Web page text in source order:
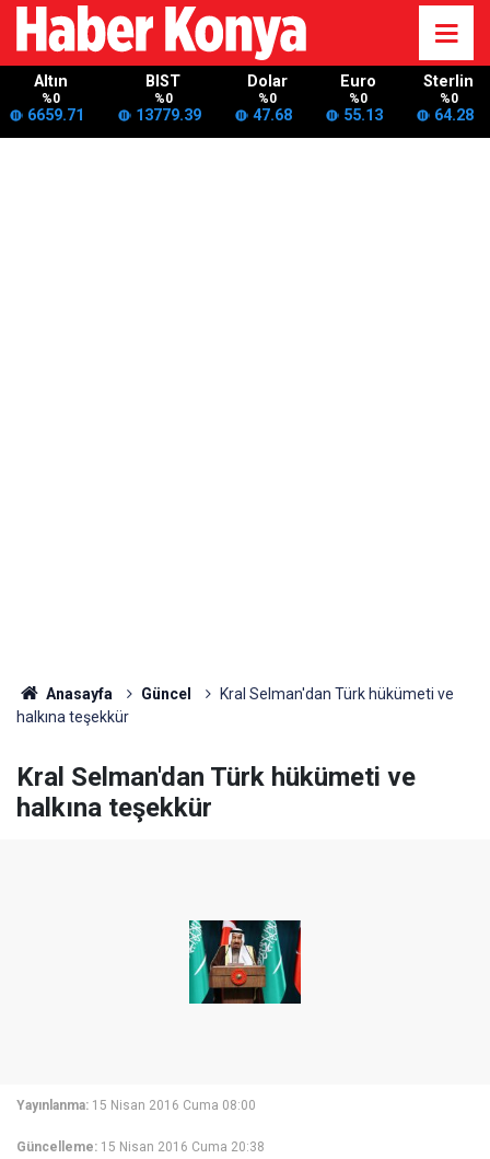
Altın
%0
6659.71
BIST
%0
13779.39
Dolar
%0
47.68
Euro
%0
55.13
Sterlin
%0
64.28
Anasayfa Güncel
Kral Selman'dan Türk hükümeti ve
halkına teşekkür
Kral Selman'dan Türk hükümeti ve
halkına teşekkür
Yayınlanma: 15 Nisan 2016 Cuma 08:00
Güncelleme: 15 Nisan 2016 Cuma 20:38